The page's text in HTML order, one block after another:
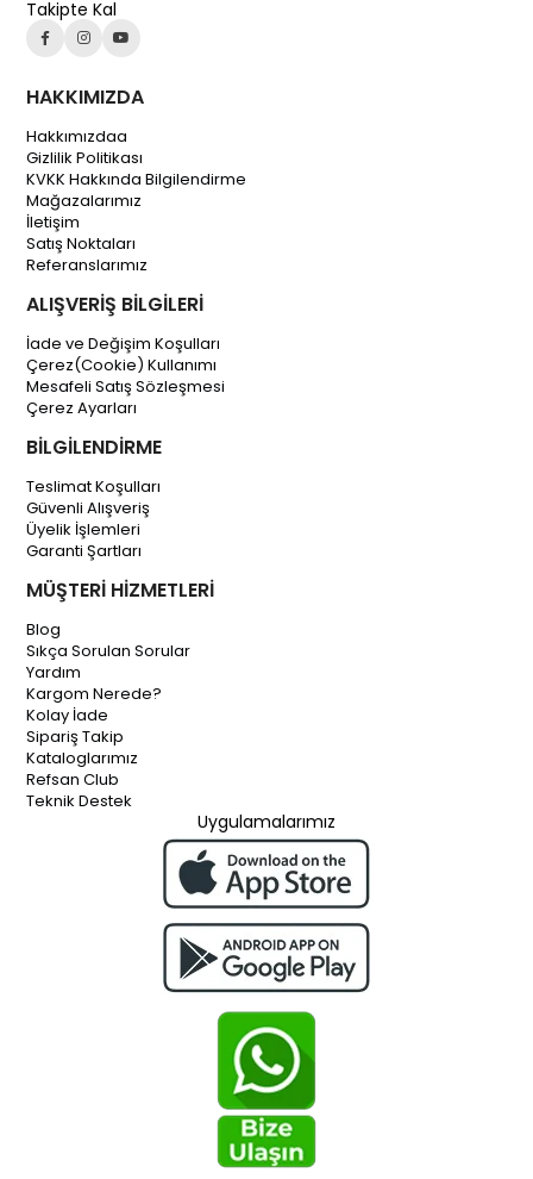
Takipte Kal
HAKKIMIZDA
Hakkımızdaa
Gizlilik Politikası
KVKK Hakkında Bilgilendirme
Mağazalarımız
İletişim
Satış Noktaları
Referanslarımız
ALIŞVERİŞ BİLGİLERİ
İade ve Değişim Koşulları
Çerez(Cookie) Kullanımı
Mesafeli Satış Sözleşmesi
Çerez Ayarları
BİLGİLENDİRME
Teslimat Koşulları
Güvenli Alışveriş
Üyelik İşlemleri
Garanti Şartları
MÜŞTERİ HİZMETLERİ
Blog
Sıkça Sorulan Sorular
Yardım
Kargom Nerede?
Kolay İade
Sipariş Takip
Kataloglarımız
Refsan Club
Teknik Destek
Uygulamalarımız